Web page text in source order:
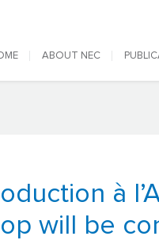
ABOUT NEC
à
will be